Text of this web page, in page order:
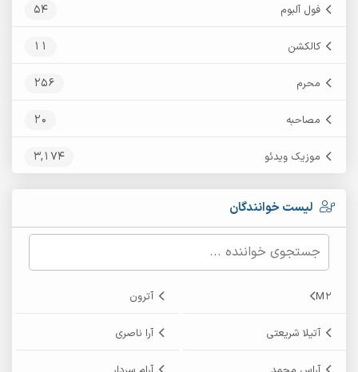
فول آلبوم 54
کالکشن 11
محرم 256
مصاحبه 20
موزیک ویدئو 3,174
لیست خوانندگان
M2 آترون
آتیلا شریعتی آرا ناصری